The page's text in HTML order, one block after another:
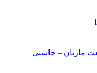
– چاشنی